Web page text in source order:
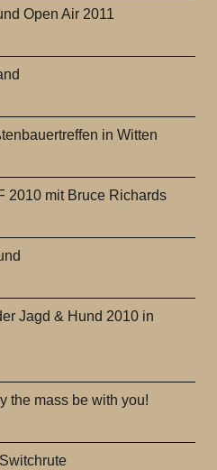
Open Air 2011
in Witten
2010 mit Bruce Richards
Jagd & Hund 2010 in
the mass be with you!